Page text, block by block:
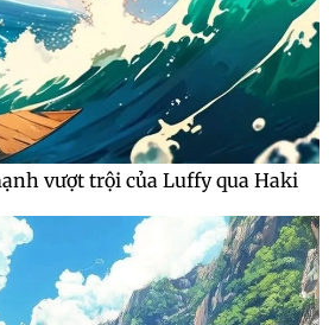
vượt trội của Luffy qua Haki